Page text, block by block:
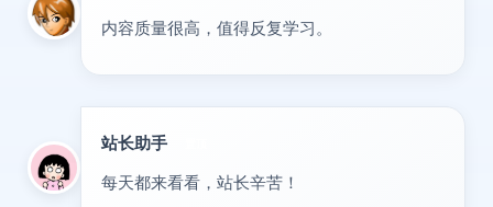
内容质量很高，值得反复学习。
站长助手
每天都来看看，站长辛苦！